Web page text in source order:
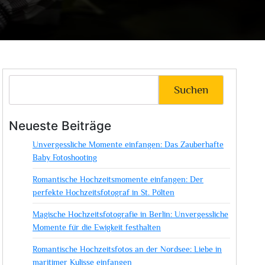
Suchen
Neueste Beiträge
Unvergessliche Momente einfangen: Das Zauberhafte
Baby Fotoshooting
Romantische Hochzeitsmomente einfangen: Der
perfekte Hochzeitsfotograf in St. Pölten
Magische Hochzeitsfotografie in Berlin: Unvergessliche
Momente für die Ewigkeit festhalten
Romantische Hochzeitsfotos an der Nordsee: Liebe in
maritimer Kulisse einfangen